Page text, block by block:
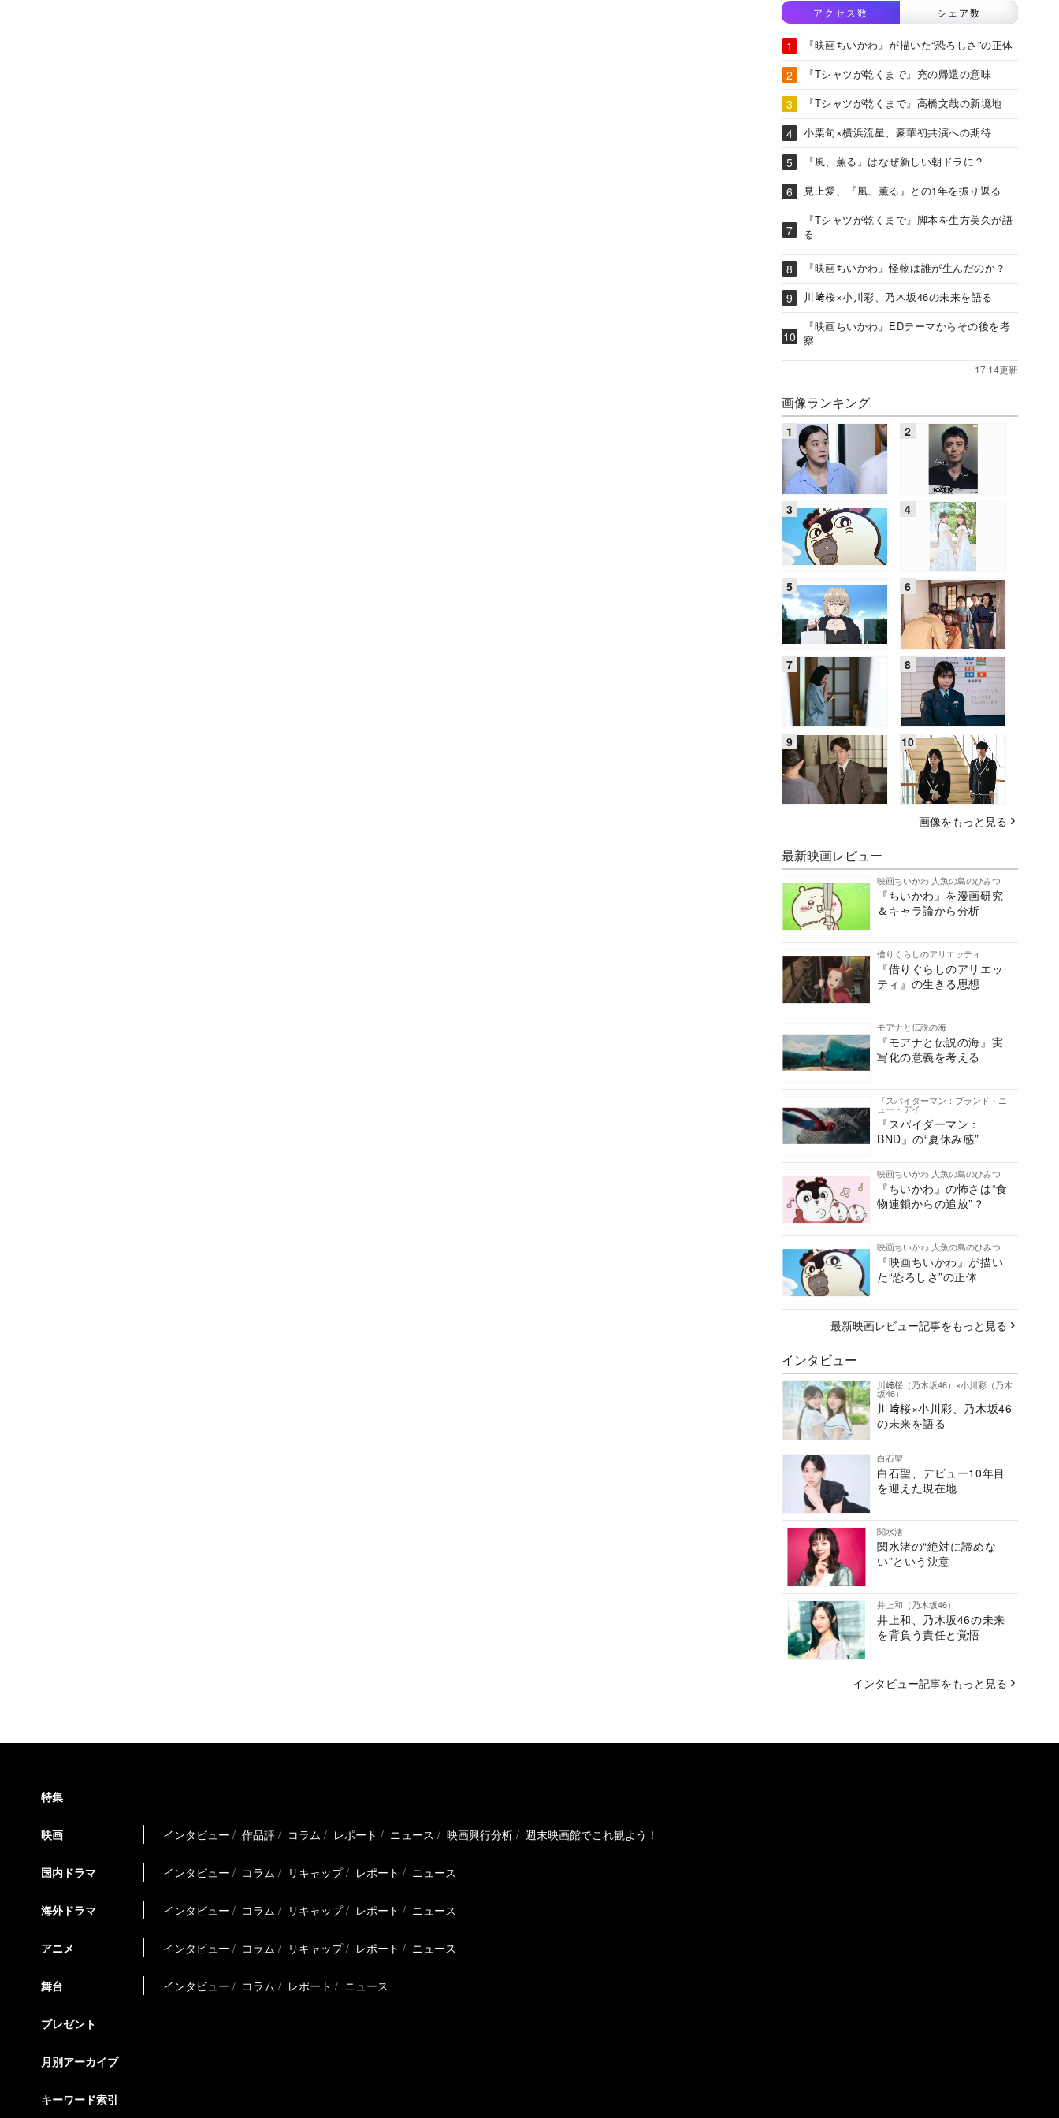
アクセス数 シェア数
『映画ちいかわ』が描いた“恐ろしさ”の正体
『Tシャツが乾くまで』充の帰還の意味
『Tシャツが乾くまで』高橋文哉の新境地
小栗旬×横浜流星、豪華初共演への期待
『風、薫る』はなぜ新しい朝ドラに？
見上愛、『風、薫る』との1年を振り返る
『Tシャツが乾くまで』脚本を生方美久が語
る
『映画ちいかわ』怪物は誰が生んだのか？
川﨑桜×小川彩、乃木坂46の未来を語る
『映画ちいかわ』EDテーマからその後を考
察
17:14更新
画像ランキング
画像をもっと見る
最新映画レビュー
映画ちいかわ 人魚の島のひみつ
『ちいかわ』を漫画研究
＆キャラ論から分析
借りぐらしのアリエッティ
『借りぐらしのアリエッ
ティ』の生きる思想
モアナと伝説の海
『モアナと伝説の海』実
写化の意義を考える
『スパイダーマン：ブランド・ニ
ュー・デイ
『スパイダーマン：
BND』の“夏休み感”
映画ちいかわ 人魚の島のひみつ
『ちいかわ』の怖さは“食
物連鎖からの追放”？
映画ちいかわ 人魚の島のひみつ
『映画ちいかわ』が描い
た“恐ろしさ”の正体
最新映画レビュー記事をもっと見る
インタビュー
川﨑桜（乃木坂46）×小川彩（乃木
坂46）
川﨑桜×小川彩、乃木坂46
の未来を語る
白石聖
白石聖、デビュー10年目
を迎えた現在地
関水渚
関水渚の“絶対に諦めな
い”という決意
井上和（乃木坂46）
井上和、乃木坂46の未来
を背負う責任と覚悟
インタビュー記事をもっと見る
特集
映画 インタビュー 作品評 コラム レポート ニュース 映画興行分析 週末映画館でこれ観よう！
国内ドラマ インタビュー コラム リキャップ レポート ニュース
海外ドラマ インタビュー コラム リキャップ レポート ニュース
アニメ インタビュー コラム リキャップ レポート ニュース
舞台 インタビュー コラム レポート ニュース
プレゼント
月別アーカイブ
キーワード索引